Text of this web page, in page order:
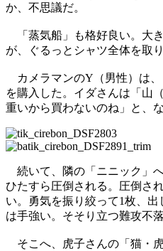
か、不思議だ。
「蒸気船」も格好良い。大
が、ぐるっとシャツ全体を取
カメラマンのY（男性）は
を購入した。イダさんは「山
重いから買わないのね」と、
続いて、隣の「ニニック」
ひたすら圧倒される。圧倒さ
い。勇気を振り絞って1枚、
は手強い。そそり立つ難攻不落
そこへ、虎子さんの「猫・